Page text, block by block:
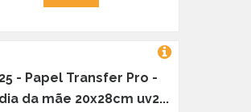
- Papel Transfer Pro -
da mãe 20x28cm uv2...